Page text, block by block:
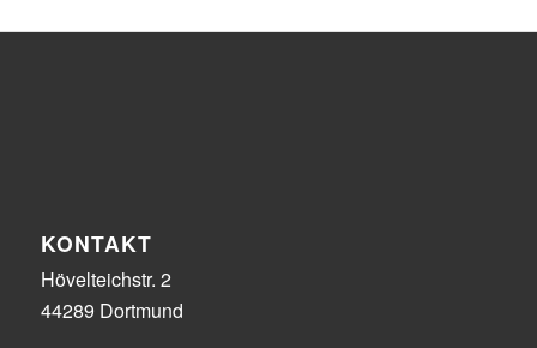
KONTAKT
Hövelteichstr. 2
44289 Dortmund